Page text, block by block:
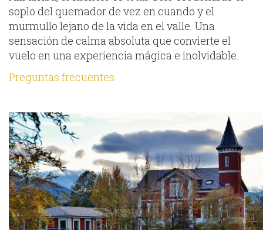
soplo del quemador de vez en cuando y el
murmullo lejano de la vida en el valle. Una
sensación de calma absoluta que convierte el
vuelo en una experiencia mágica e inolvidable.
Preguntas frecuentes